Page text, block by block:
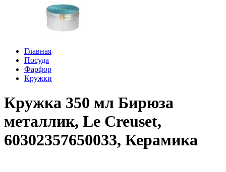
Главная
Посуда
Фарфор
Кружки
Кружка 350 мл Бирюза
металлик, Le Creuset,
60302357650033, Керамика